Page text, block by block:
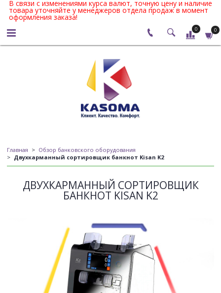
В связи с изменениями курса валют, точную цену и наличие
товара уточняйте у менеджеров отдела продаж в момент
оформления заказа!
0 0
Главная
Обзор банковского оборудования
Двухкарманный сортировщик банкнот Kisan K2
ДВУХКАРМАННЫЙ СОРТИРОВЩИК
БАНКНОТ KISAN K2